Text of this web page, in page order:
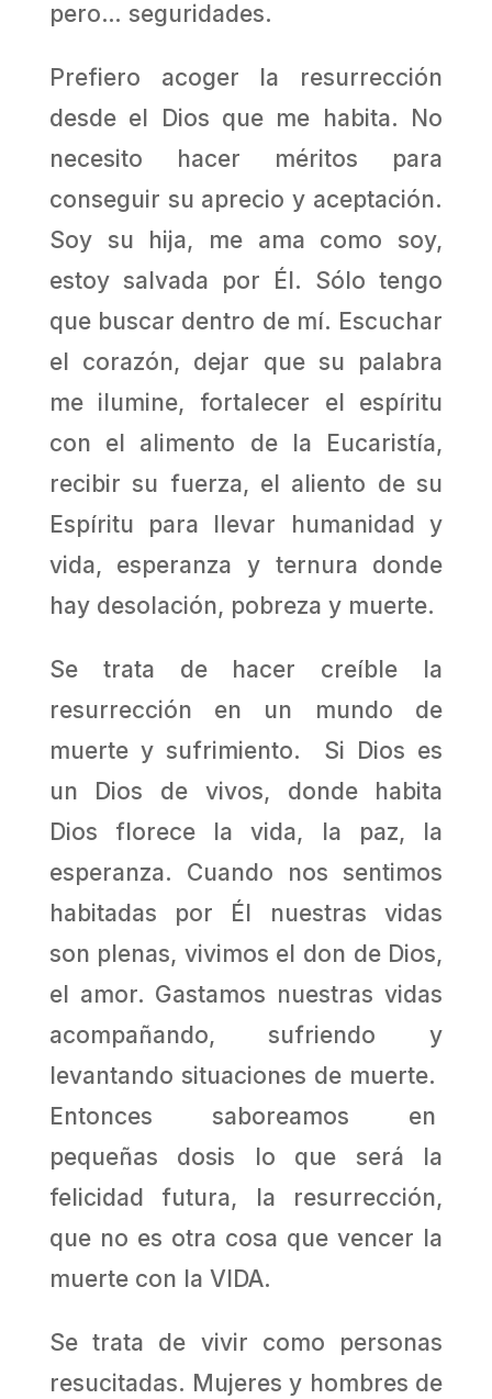
pero… seguridades.
Prefiero acoger la resurrección
desde el Dios que me habita. No
necesito hacer méritos para
conseguir su aprecio y aceptación.
Soy su hija, me ama como soy,
estoy salvada por Él. Sólo tengo
que buscar dentro de mí. Escuchar
el corazón, dejar que su palabra
me ilumine, fortalecer el espíritu
con el alimento de la Eucaristía,
recibir su fuerza, el aliento de su
Espíritu para llevar humanidad y
vida, esperanza y ternura donde
hay desolación, pobreza y muerte.
Se trata de hacer creíble la
resurrección en un mundo de
muerte y sufrimiento. Si Dios es
un Dios de vivos, donde habita
Dios florece la vida, la paz, la
esperanza. Cuando nos sentimos
habitadas por Él nuestras vidas
son plenas, vivimos el don de Dios,
el amor. Gastamos nuestras vidas
acompañando, sufriendo y
levantando situaciones de muerte.
Entonces saboreamos en
pequeñas dosis lo que será la
felicidad futura, la resurrección,
que no es otra cosa que vencer la
muerte con la VIDA.
Se trata de vivir como personas
resucitadas. Mujeres y hombres de